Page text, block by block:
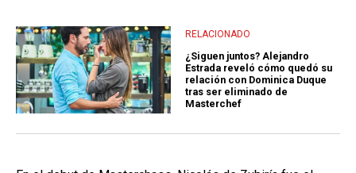
RELACIONADO
¿Siguen juntos? Alejandro
Estrada reveló cómo quedó su
relación con Dominica Duque
tras ser eliminado de
Masterchef